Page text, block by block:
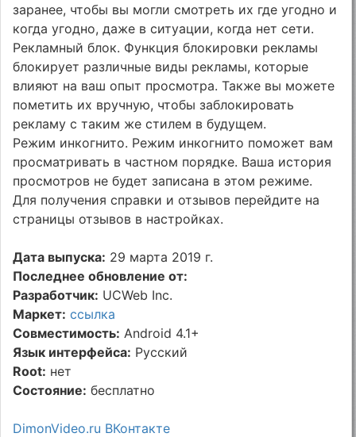
заранее, чтобы вы могли смотреть их где угодно и
когда угодно, даже в ситуации, когда нет сети.
Рекламный блок. Функция блокировки рекламы
блокирует различные виды рекламы, которые
влияют на ваш опыт просмотра. Также вы можете
пометить их вручную, чтобы заблокировать
рекламу с таким же стилем в будущем.
Режим инкогнито. Режим инкогнито поможет вам
просматривать в частном порядке. Ваша история
просмотров не будет записана в этом режиме.
Для получения справки и отзывов перейдите на
страницы отзывов в настройках.
Дата выпуска: 29 марта 2019 г.
Последнее обновление от:
Разработчик: UCWeb Inc.
Маркет: ссылка
Совместимость: Android 4.1+
Язык интерфейса: Русский
Root: нет
Состояние: бесплатно
DimonVideo.ru ВКонтакте